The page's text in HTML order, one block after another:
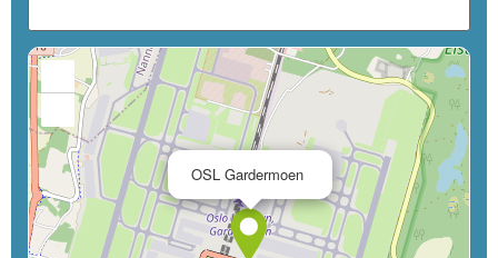
OSL Gardermoen